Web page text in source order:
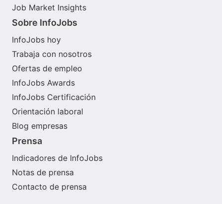
Job Market Insights
Sobre InfoJobs
InfoJobs hoy
Trabaja con nosotros
Ofertas de empleo
InfoJobs Awards
InfoJobs Certificación
Orientación laboral
Blog empresas
Prensa
Indicadores de InfoJobs
Notas de prensa
Contacto de prensa